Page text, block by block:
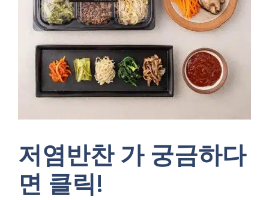
저염반찬 가 궁금하다
면 클릭!